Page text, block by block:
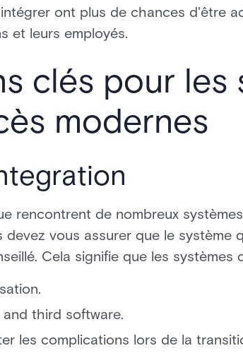
ont plus de chances d'être
et leurs employés.
clés pour les
modernes
rencontrent de nombreux
vous assurer que le système
Cela signifie que les systèmes
third software.
les complications lors de la